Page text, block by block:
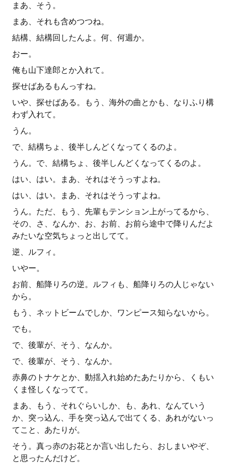
まあ、そう。
まあ、それも含めつつね。
結構、結構回したんよ。何、何週か。
おー。
俺も山下達郎とか入れて。
探せばあるもんっすね。
いや、探せばある。もう、海外の曲とかも、なりふり構
わず入れて。
うん。
で、結構ちょ、後半しんどくなってくるのよ。
うん。で、結構ちょ、後半しんどくなってくるのよ。
はい、はい。まあ、それはそうっすよね。
はい、はい。まあ、それはそうっすよね。
うん。ただ、もう、先輩もテンション上がってるから、
その、さ、なんか、お、お前、お前ら途中で降りんだよ
みたいな空気ちょっと出してて。
逆、ルフィ。
いやー。
お前、船降りろの逆。ルフィも、船降りろの人じゃない
から。
もう、ネットビームでしか、ワンピース知らないから。
でも。
で、後輩が、そう、なんか。
で、後輩が、そう、なんか。
赤鼻のトナケとか、動揺入れ始めたあたりから、くもい
くま怪しくなってて。
まあ、もう、それぐらいしか、も、あれ、なんていう
か、突っ込ん、手を突っ込んで出てくる、あれがないっ
てこと、あたりが。
そう。真っ赤のお花とか言い出したら、おしまいやぞ、
と思ったんだけど。